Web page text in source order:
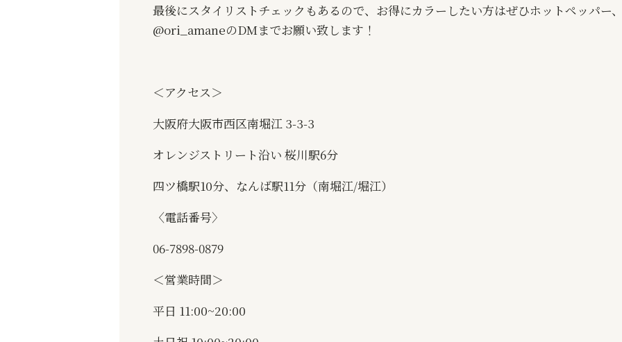
最後にスタイリストチェックもあるので、お得にカラーしたい方はぜひホットペッパー
@ori_amaneのDMまでお願い致します！
＜アクセス＞
大阪府大阪市西区南堀江 3-3-3
オレンジストリート沿い 桜川駅6分
四ツ橋駅10分、なんば駅11分（南堀江/堀江）
〈電話番号〉
06-7898-0879
＜営業時間＞
平日 11:00~20:00